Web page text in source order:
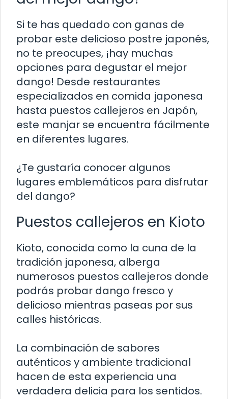
Si te has quedado con ganas de
probar este delicioso postre japonés,
no te preocupes, ¡hay muchas
opciones para degustar el mejor
dango! Desde restaurantes
especializados en comida japonesa
hasta puestos callejeros en Japón,
este manjar se encuentra fácilmente
en diferentes lugares.
¿Te gustaría conocer algunos
lugares emblemáticos para disfrutar
del dango?
Puestos callejeros en Kioto
Kioto, conocida como la cuna de la
tradición japonesa, alberga
numerosos puestos callejeros donde
podrás probar dango fresco y
delicioso mientras paseas por sus
calles históricas.
La combinación de sabores
auténticos y ambiente tradicional
hacen de esta experiencia una
verdadera delicia para los sentidos.